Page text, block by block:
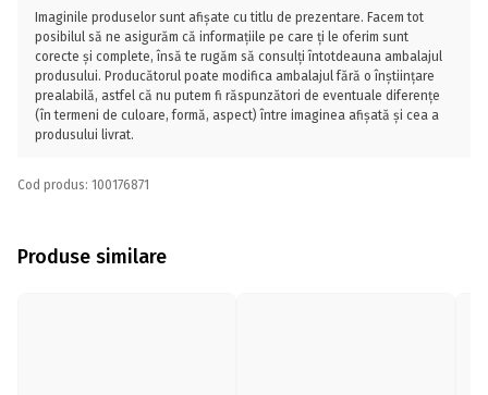
Imaginile produselor sunt afișate cu titlu de prezentare. Facem tot
posibilul să ne asigurăm că informațiile pe care ți le oferim sunt
corecte și complete, însă te rugăm să consulți întotdeauna ambalajul
produsului. Producătorul poate modifica ambalajul fără o înștiințare
prealabilă, astfel că nu putem fi răspunzători de eventuale diferențe
(în termeni de culoare, formă, aspect) între imaginea afișată și cea a
produsului livrat.
Cod produs: 100176871
Produse similare